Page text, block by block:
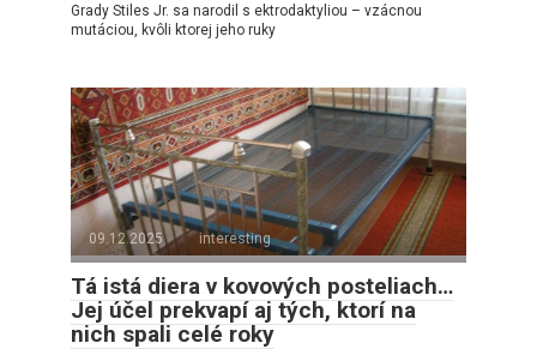
Grady Stiles Jr. sa narodil s ektrodaktyliou – vzácnou
mutáciou, kvôli ktorej jeho ruky
09.12.2025 interesting
Tá istá diera v kovových posteliach…
Jej účel prekvapí aj tých, ktorí na
nich spali celé roky